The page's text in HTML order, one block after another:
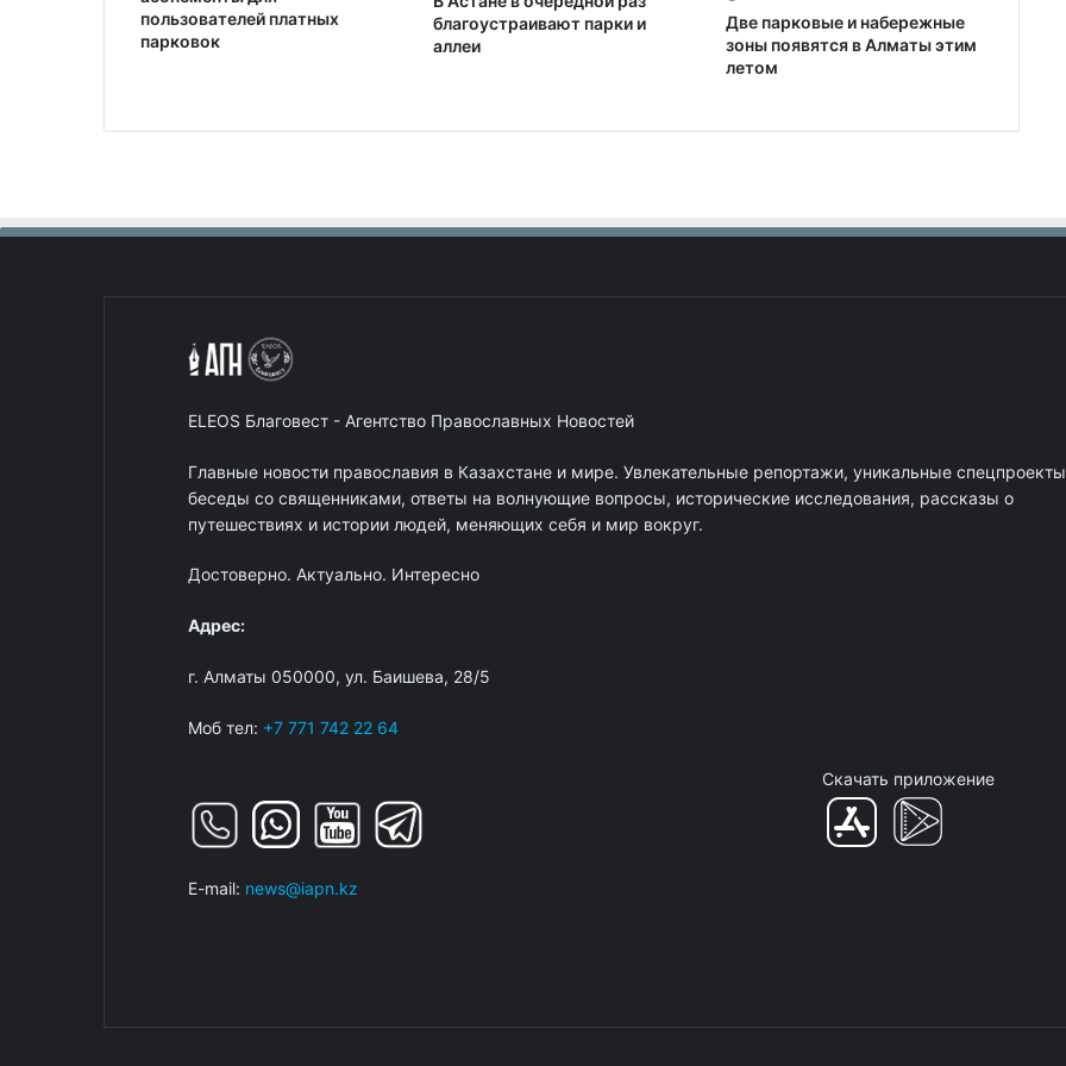
пользователей платных
парковок
благоустраивают парки и
аллеи
Две парковые и набережные
зоны появятся в Алматы этим
летом
ELEOS Благовест - Агентство Православных Новостей
Главные новости православия в Казахстане и мире. Увлекательные репортажи, уникальные
беседы со священниками, ответы на волнующие вопросы, исторические исследования, рассказы о
путешествиях и истории людей, меняющих себя и мир вокруг.
Достоверно. Актуально. Интересно
Адрес:
г. Алматы 050000, ул. Баишева, 28/5
Моб тел: +7 771 742 22 64
Скачать приложение
E-mail: news@iapn.kz